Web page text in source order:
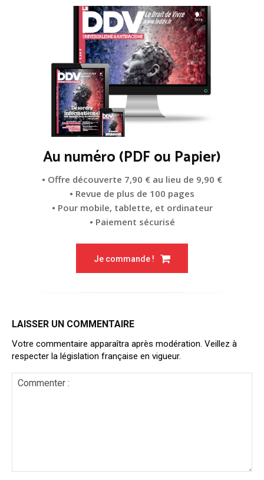
Au numéro (PDF ou Papier)
• Offre découverte 7,90 € au lieu de 9,90 €
• Revue de plus de 100 pages
• Pour mobile, tablette, et ordinateur
• Paiement sécurisé
Je commande !
LAISSER UN COMMENTAIRE
Votre commentaire apparaîtra après modération. Veillez à
respecter la législation française en vigueur.